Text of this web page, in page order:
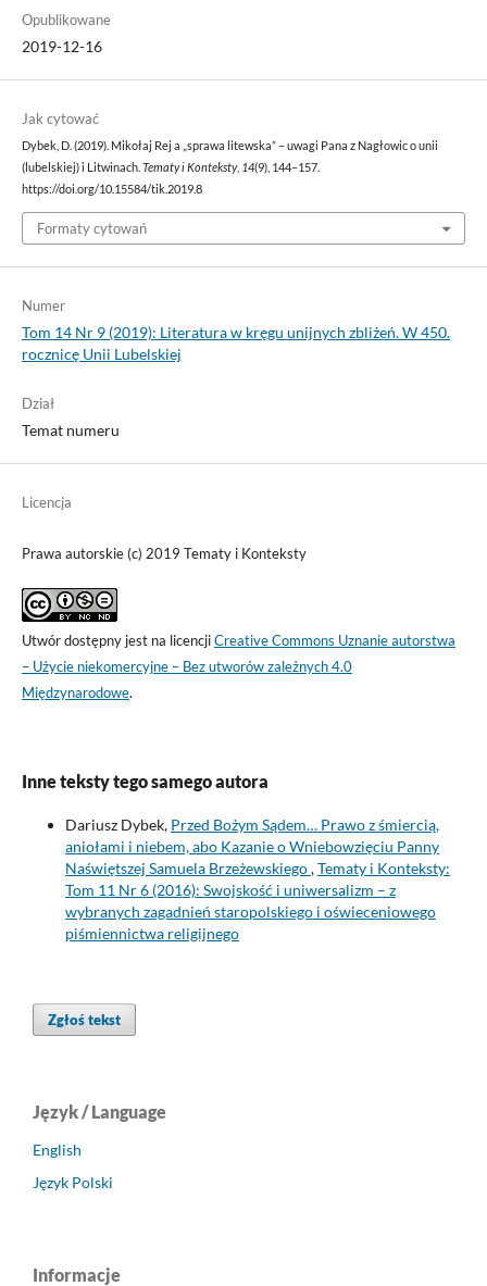
Opublikowane
2019-12-16
Jak cytować
Dybek, D. (2019). Mikołaj Rej a „sprawa litewska” – uwagi Pana z Nagłowic o unii
(lubelskiej) i Litwinach. Tematy i Konteksty, 14(9), 144–157.
https://doi.org/10.15584/tik.2019.8
Formaty cytowań
Numer
Tom 14 Nr 9 (2019): Literatura w kręgu unijnych zbliżeń. W 450.
rocznicę Unii Lubelskiej
Dział
Temat numeru
Licencja
Prawa autorskie (c) 2019 Tematy i Konteksty
Utwór dostępny jest na licencjiCreative Commons Uznanie autorstwa
– Użycie niekomercyjne – Bez utworów zależnych 4.0
Międzynarodowe.
Inne teksty tego samego autora
Dariusz Dybek, Przed Bożym Sądem… Prawo z śmiercią,
aniołami i niebem, abo Kazanie o Wniebowzięciu Panny
Naświętszej Samuela Brzeżewskiego,Tematy i Konteksty:
Tom 11 Nr 6 (2016): Swojskość i uniwersalizm – z
wybranych zagadnień staropolskiego i oświeceniowego
piśmiennictwa religijnego
Zgłoś tekst
Język / Language
English
Język Polski
Informacje